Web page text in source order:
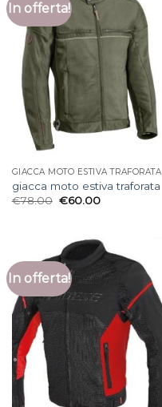
In offerta!
GIACCA MOTO ESTIVA TRAFORATA
giacca moto estiva traforata
€78.00 €60.00
In offerta!